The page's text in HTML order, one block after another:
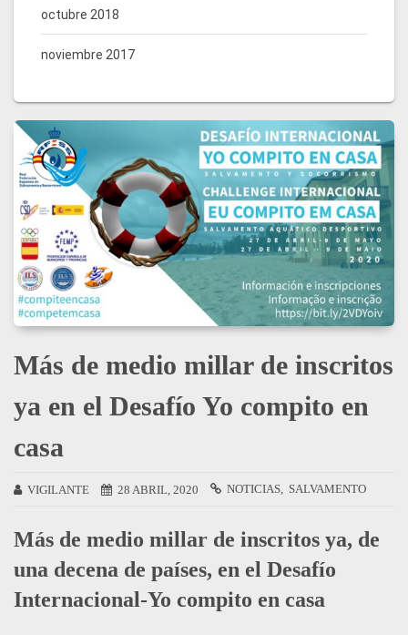
octubre 2018
noviembre 2017
Más de medio millar de inscritos
ya en el Desafío Yo compito en
casa
VIGILANTE 28 ABRIL, 2020 NOTICIAS SALVAMENTO
Más de medio millar de inscritos ya, de
una decena de países, en el Desafío
Internacional-Yo compito en casa